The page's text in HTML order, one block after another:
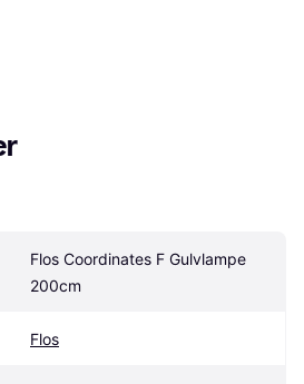
Flos Coordinates F Gulvlampe
200cm
Flos